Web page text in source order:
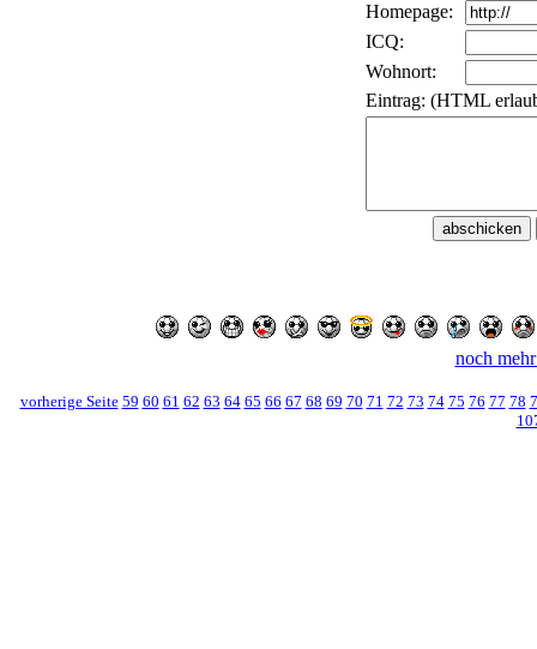
Homepage:
ICQ:
Wohnort:
Eintrag: (HTML
noch
vorherige Seite 59 60 61 62 63 64 65 66 67 68 69 70 71 72 73 74 75 76 77 78